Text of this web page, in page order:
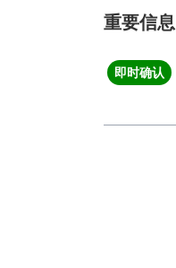
重要信息
即时确认